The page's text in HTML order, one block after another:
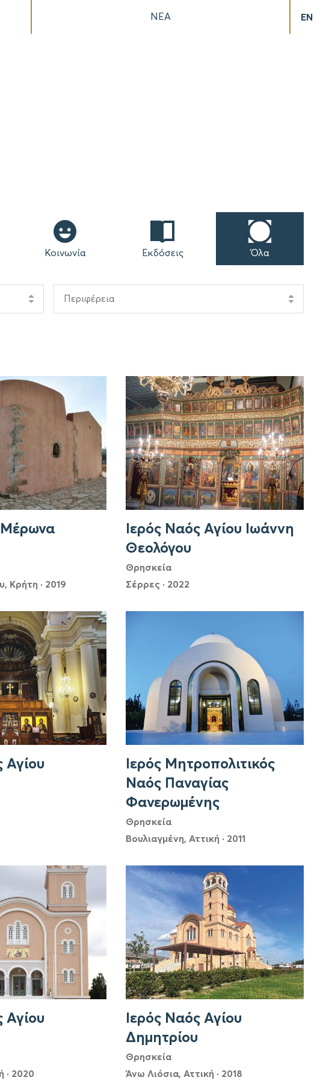
ΝΕΑ EN
Κοινωνία Εκδόσεις Όλα
Περιφέρεια
Μέρωνα
Κρήτη · 2019
Ιερός Ναός Αγίου Ιωάννη
Θεολόγου
Θρησκεία
Σέρρες · 2022
Αγίου
Ιερός Μητροπολιτικός
Ναός Παναγίας
Φανερωμένης
Θρησκεία
Βουλιαγμένη, Αττική · 2011
Αγίου
· 2020
Ιερός Ναός Αγίου
Δημητρίου
Θρησκεία
Άνω Λιόσια, Αττική · 2018